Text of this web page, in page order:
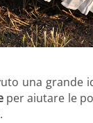
una grande
per aiutare le
.